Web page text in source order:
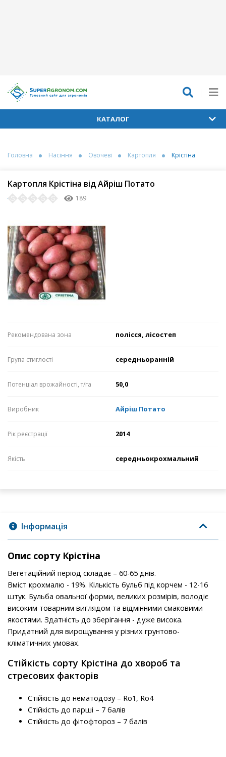
КАТАЛОГ
Головна Насіння Овочеві Картопля Крістіна
Картопля Крістіна від Айріш Потато
189
Рекомендована зона полісся, лісостеп
Група стиглості середньоранній
Потенціал врожайності, т/га 50,0
Виробник Айріш Потато
Рік реєстрації 2014
Якість середньокрохмальний
Інформація
Опис сорту Крістіна
Вегетаційний період складає – 60-65 днів.
Вміст крохмалю - 19%. Кількість бульб під корчем - 12-16
штук. Бульба овальної форми, великих розмірів, володіє
високим товарним виглядом та відмінними смаковими
якостями. Здатність до зберігання - дуже висока.
Придатний для вирощування у різних грунтово-
кліматичних умовах.
Стійкість сорту Крістіна до хвороб та
стресових факторів
Стійкість до нематодозу – Ro1, Ro4
Стійкість до парші – 7 балів
Стійкість до фітофтороз – 7 балів